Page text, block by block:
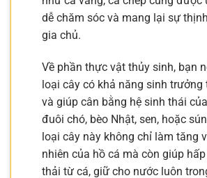
dễ chăm sóc và mang lại sự
gia chủ.
Về phần thực vật thủy sinh, bạn
loại cây có khả năng sinh trưởng
và giúp cân bằng hệ sinh thái
đuôi chó, bèo Nhật, sen, hoặc
loại cây này không chỉ làm tăng
nhiên của hồ cá mà còn giúp
thải từ cá, giữ cho nước luôn